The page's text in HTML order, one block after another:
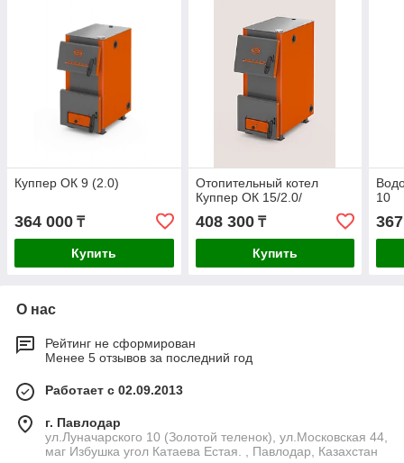
Куппер ОК 9 (2.0)
364 000 ₸
Купить
Отопительный котел
Куппер ОК 15/2.0/
408 300₸
Купить
10
О нас
Рейтинг не сформирован
Менее 5 отзывов за последний год
Работает с 02.09.2013
г. Павлодар
ул.Луначарского 10 (Золотой теленок), ул.Московская 44,
маг Избушка угол Катаева Естая. , Павлодар, Казахстан